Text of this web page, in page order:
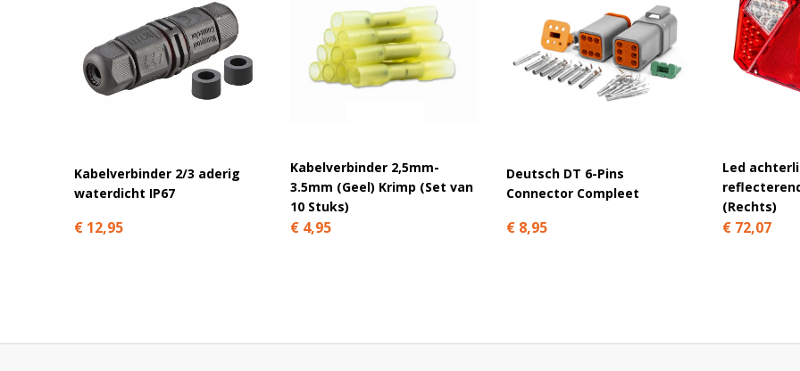
Waarom de ZA1033 bestellen bij Ledhandel24.nl?
Honderden klanten gingen je voor bij Ledhandel24.nl. We hebben meer dan 2.500 positieve reviews via
Trusted Shops
Kiyoh.
Handig om altijd op voorraad te hebben in de werkplaats of de cabine. Bestel eenvoudig de verpakking van
100 stuks; vandaag besteld is snel geleverd.
Kabelverbinder 2/3 aderig
waterdicht IP67
€ 12,95
Kabelverbinder 2,5mm-
3.5mm (Geel) Krimp (Set van
10 Stuks)
€ 4,95
Deutsch DT 6-Pins
Connector Compleet
€ 8,95
Led
(Rechts)
€ 72,07